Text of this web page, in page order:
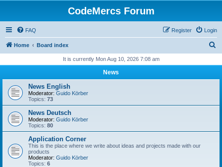
CodeMercs Forum
FAQ Login
Register
Home Board index
r
h
It is currently Mon Aug 10, 2026 7:08 am
News
News English
Moderator: Guido Körber
Topics: 73
News Deutsch
Moderator: Guido Körber
Topics: 80
Application Corner
This is the place where we write about ideas and projects made with our
products
Moderator: Guido Körber
Topics: 6